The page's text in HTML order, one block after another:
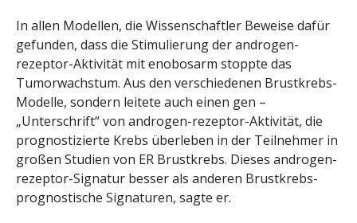
In allen Modellen, die Wissenschaftler Beweise dafür
gefunden, dass die Stimulierung der androgen-
rezeptor-Aktivität mit enobosarm stoppte das
Tumorwachstum. Aus den verschiedenen Brustkrebs-
Modelle, sondern leitete auch einen gen –
„Unterschrift“ von androgen-rezeptor-Aktivität, die
prognostizierte Krebs überleben in der Teilnehmer in
großen Studien von ER Brustkrebs. Dieses androgen-
rezeptor-Signatur besser als anderen Brustkrebs-
prognostische Signaturen, sagte er.